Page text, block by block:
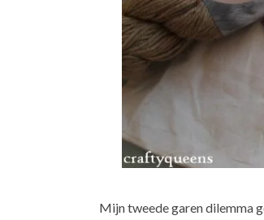
Mijn tweede garen dilemma